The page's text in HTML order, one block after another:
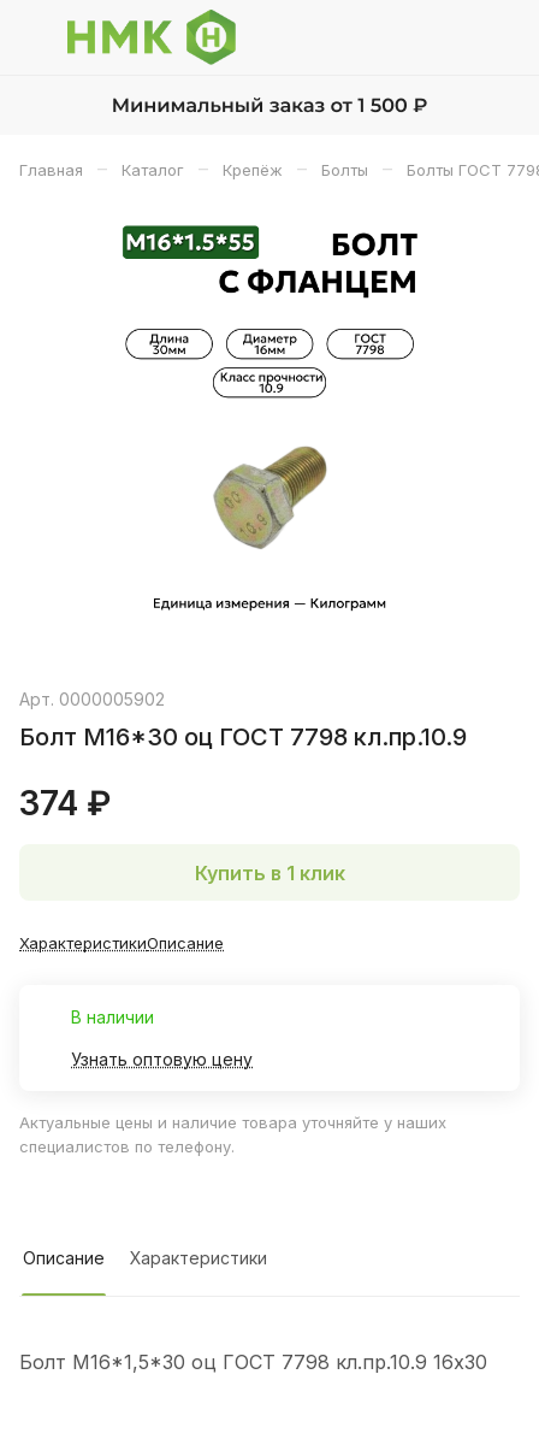
Главная – Каталог – Крепёж – Болты – Болты ГОСТ
Арт. 0000005902
Болт М16*30 оц ГОСТ 7798 кл.пр.10.9
374 ₽
Купить в 1 клик
ХарактеристикиОписание
В наличии
Узнать оптовую цену
Актуальные цены и наличие товара уточняйте у наших
специалистов по телефону.
Описание Характеристики
Болт М16*1,5*30 оц ГОСТ 7798 кл.пр.10.9 16х30